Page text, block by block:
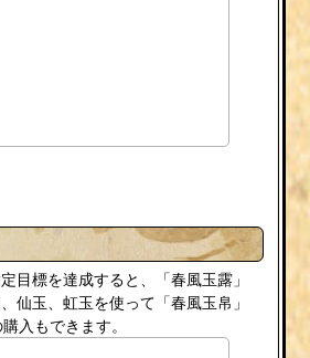
目標を達成すると、「春風玉露」
仙玉、虹玉を使って「春風玉帛」
入もできます。